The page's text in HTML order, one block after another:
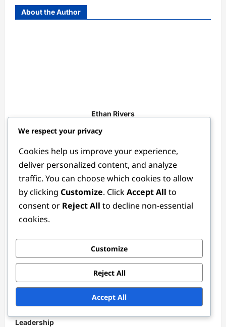
About the Author
Ethan Rivers
Author
Passionné de football et analyste tactique, Ethan Rivers a
passé plus d'une décennie à étudier les subtilités des
postes au soccer. Avec une formation en journalisme
sportif, il allie son amour du jeu à un talent pour la
narration, aidant les fans à comprendre les stratégies
qui rendent le football si captivant.
P
o
s
Leadership
We respect your privacy
Cookies help us improve your experience,
deliver personalized content, and analyze
traffic. You can choose which cookies to allow
by clicking Customize. ClickAccept All to
consent or Reject All to decline non-essential
cookies.
Customize
Reject All
Accept All